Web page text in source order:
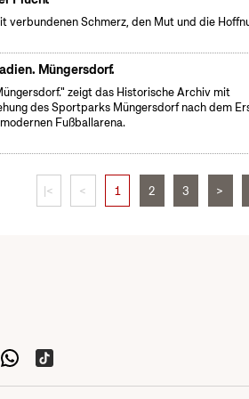
verbundenen Schmerz, den Mut und die
Müngersdorf.
zeigt das Historische Archiv mit
des Sportparks Müngersdorf nach dem
Fußballarena.
|< < 1 2 3 >